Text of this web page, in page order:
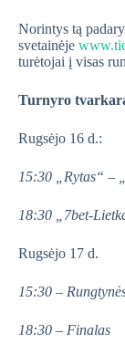
Norintys tą
svetainėje
turėtojai į visas
Turnyro
Rugsėjo 16 d.:
15:30 „Rytas“ –
18:30 „7bet-
Rugsėjo 17 d.
15:30 –
18:30 – Finalas